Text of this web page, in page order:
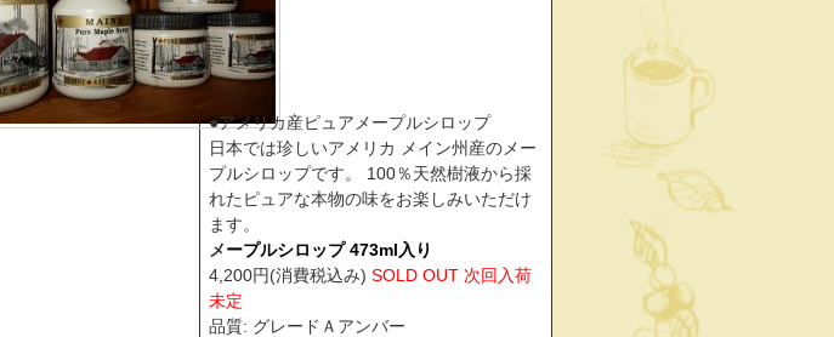
●アメリカ産ピュアメープルシロップ
日本では珍しいアメリカ メイン州産のメー
プルシロップです。 100％天然樹液から採
れたピュアな本物の味をお楽しみいただけ
ます。
メープルシロップ 473ml入 り
4,200円(消費税込み) SOLD OUT 次回入荷
未定
品質: グレードＡアンバー